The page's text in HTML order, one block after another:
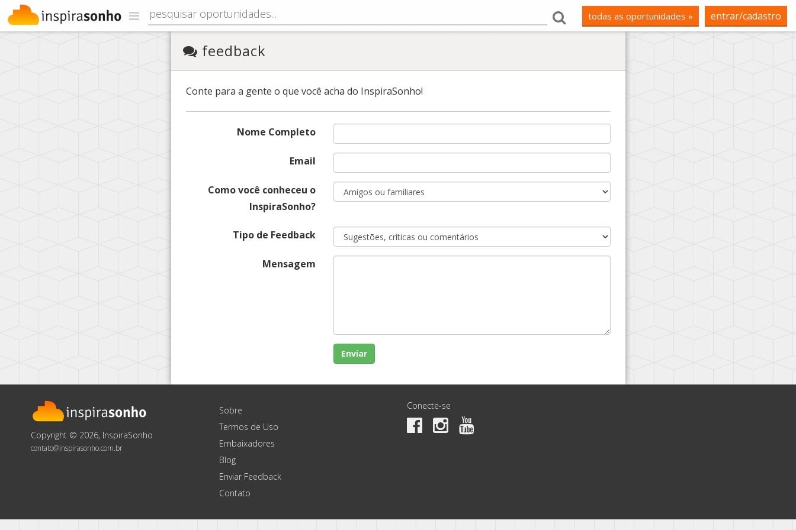
todas as oportunidades » entrar/cadastro
feedback
Conte para a gente o que você acha do InspiraSonho!
Nome Completo
Email
Como você conheceu o
InspiraSonho?
Tipo de Feedback
Mensagem
Enviar
Copyright © 2026, InspiraSonho
contato@inspirasonho.com.br
Sobre
Termos de Uso
Embaixadores
Blog
Enviar Feedback
Contato
Conecte-se